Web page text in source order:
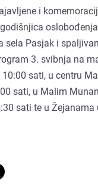
i
sela Pasjak i
3. svibnja na
sati, u centru
sati, u Malim
sati te u Žejanama